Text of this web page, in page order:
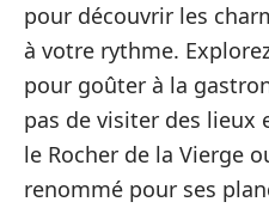
pour découvrir les
à votre rythme.
pour goûter à la
pas de visiter des lieux
le Rocher de la Vierge
renommé pour ses